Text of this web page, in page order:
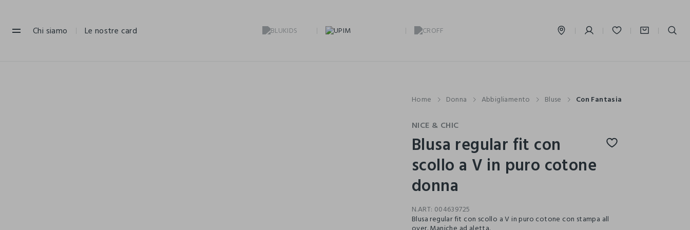
Chi siamo Le nostre card
Home Donna Abbigliamento Bluse Con Fantasia
NICE & CHIC
Blusa regular fit con
scollo a V in puro cotone
donna
N.ART: 004639725
Blusa regular fit con scollo a V in puro cotone con stampa all